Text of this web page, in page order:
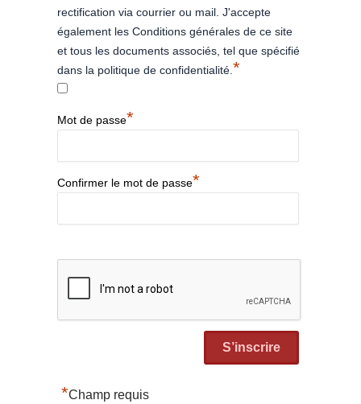
rectification via courrier ou mail. J'accepte
également les Conditions générales de ce site
et tous les documents associés, tel que spécifié
dans la politique de confidentialité. *
Mot de passe*
Confirmer le mot de passe*
*Champ requis